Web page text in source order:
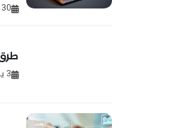
30 يوليو، 2026
طرق
3 يناير، 2026